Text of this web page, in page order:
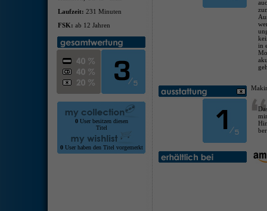
Laufzeit: 231 Minuten
FSK: ab 12 Jahren
0User besitzen diesen
Titel
0User haben den Titel vorgemerkt
in